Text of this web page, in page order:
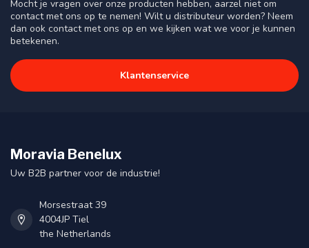
Mocht je vragen over onze producten hebben, aarzel niet om
contact met ons op te nemen! Wilt u distributeur worden? Neem
dan ook contact met ons op en we kijken wat we voor je kunnen
betekenen.
Klantenservice
Moravia Benelux
Uw B2B partner voor de industrie!
Morsestraat 39
4004JP Tiel
the Netherlands